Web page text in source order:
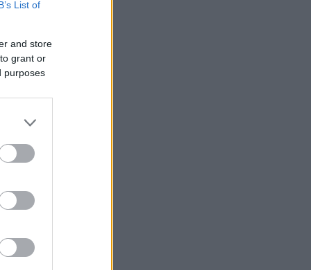
List of
and store
grant or
purposes